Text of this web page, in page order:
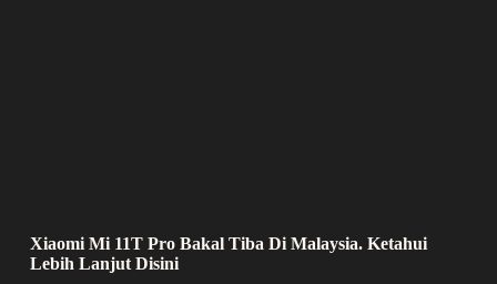
Xiaomi Mi 11T Pro Bakal Tiba Di Malaysia. Ketahui
Lebih Lanjut Disini